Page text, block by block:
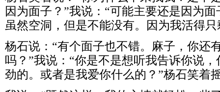
因为面子？”我说：“可能主要还是因为
虽然空洞，但是不能没有。因为我活得
杨石说：“有个面子也不错。麻子，你还
吗？”我说：“你是不是想听我告诉你说
劲的。或者是我爱你什么的？”杨石笑着